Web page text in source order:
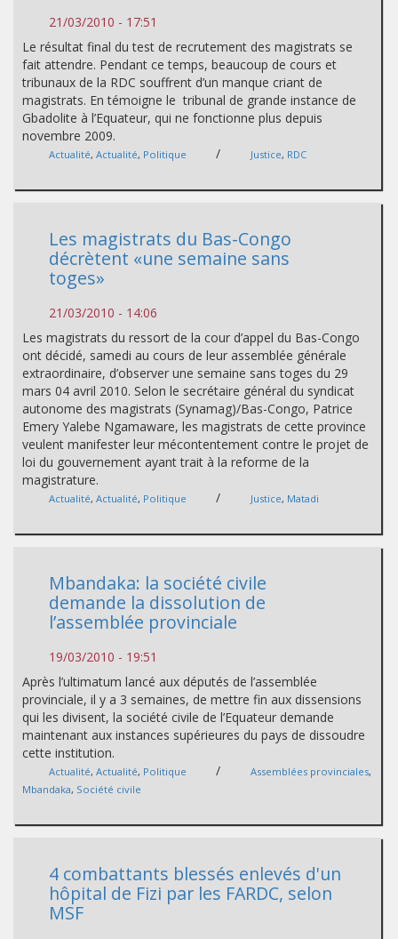
21/03/2010 - 17:51
Le résultat final du test de recrutement des magistrats se
fait attendre. Pendant ce temps, beaucoup de cours et
tribunaux de la RDC souffrent d’un manque criant de
magistrats. En témoigne le tribunal de grande instance de
Gbadolite à l’Equateur, qui ne fonctionne plus depuis
novembre 2009.
Actualité, Actualité, Politique / Justice, RDC
Les magistrats du Bas-Congo
décrètent «une semaine sans
toges»
21/03/2010 - 14:06
Les magistrats du ressort de la cour d’appel du Bas-Congo
ont décidé, samedi au cours de leur assemblée générale
extraordinaire, d’observer une semaine sans toges du 29
mars 04 avril 2010. Selon le secrétaire général du syndicat
autonome des magistrats (Synamag)/Bas-Congo, Patrice
Emery Yalebe Ngamaware, les magistrats de cette province
veulent manifester leur mécontentement contre le projet de
loi du gouvernement ayant trait à la reforme de la
magistrature.
Actualité, Actualité, Politique / Justice, Matadi
Mbandaka: la société civile
demande la dissolution de
l’assemblée provinciale
19/03/2010 - 19:51
Après l’ultimatum lancé aux députés de l’assemblée
provinciale, il y a 3 semaines, de mettre fin aux dissensions
qui les divisent, la société civile de l’Equateur demande
maintenant aux instances supérieures du pays de dissoudre
cette institution.
Actualité, Actualité, Politique / Assemblées provinciales,
Mbandaka, Société civile
4 combattants blessés enlevés d'un
hôpital de Fizi par les FARDC, selon
MSF